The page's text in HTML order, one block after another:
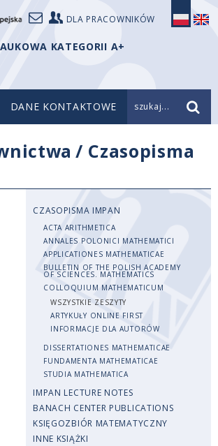
DLA PRACOWNIKÓW
KATEGORII A+
DANE KONTAKTOWE szukaj...
/ Czasopisma
CZASOPISMA IMPAN
ACTA ARITHMETICA
ANNALES POLONICI MATHEMATICI
APPLICATIONES MATHEMATICAE
BULLETIN OF THE POLISH ACADEMY
OF SCIENCES. MATHEMATICS
COLLOQUIUM MATHEMATICUM
WSZYSTKIE ZESZYTY
ARTYKUŁY ONLINE FIRST
INFORMACJE DLA AUTORÓW
DISSERTATIONES MATHEMATICAE
FUNDAMENTA MATHEMATICAE
STUDIA MATHEMATICA
IMPAN LECTURE NOTES
BANACH CENTER PUBLICATIONS
KSIĘGOZBIÓR MATEMATYCZNY
INNE KSIĄŻKI